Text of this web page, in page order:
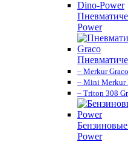
Power
– Merkur Graco
– Mini Merkur
– Triton 308
Power